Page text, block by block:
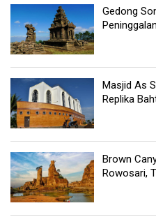
Gedong
Masjid As
Replika
Brown
Rowosari,